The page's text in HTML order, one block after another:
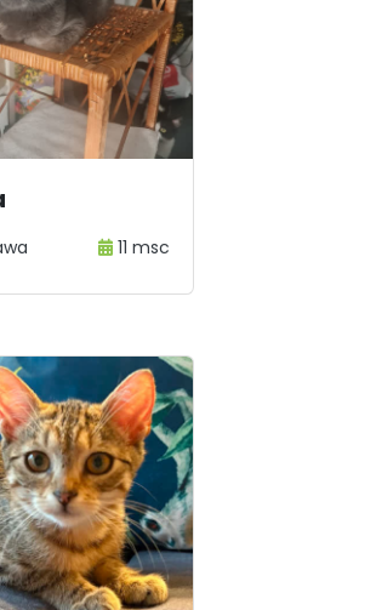
11 msc